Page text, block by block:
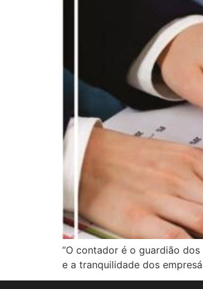
“O contador é o guardião
e a tranquilidade dos